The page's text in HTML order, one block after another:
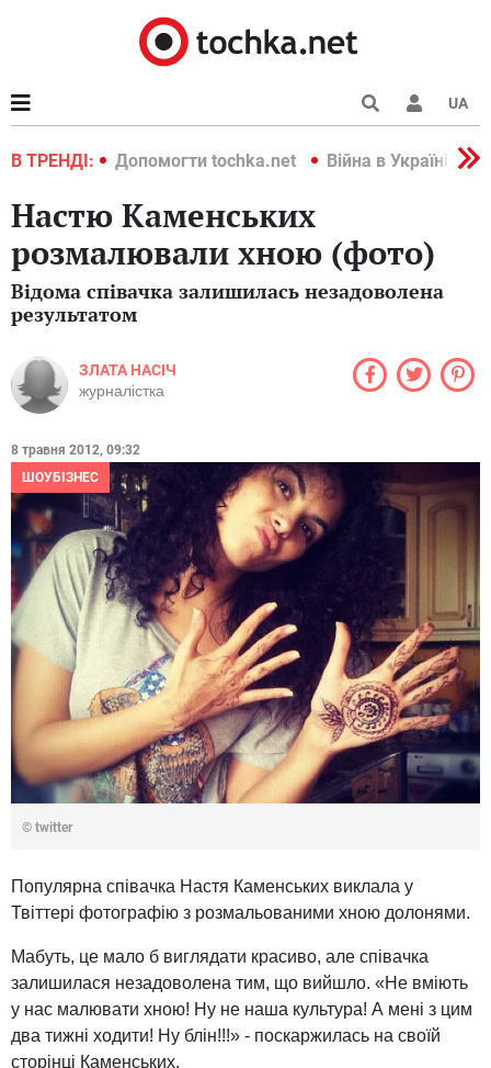
UA
В ТРЕНДІ:
2022 Допомогти tochka.net Війна в Україні 2022
Настю Каменських
розмалювали хною (фото)
Відома співачка залишилась незадоволена
результатом
ЗЛАТА НАСІЧ
журналістка
8 травня 2012, 09:32
ШОУБІЗНЕС
© twitter
Популярна співачка Настя Каменських виклала у
Твіттері фотографію з розмальованими хною долонями.
Мабуть, це мало б виглядати красиво, але співачка
залишилася незадоволена тим, що вийшло. «Не вміють
у нас малювати хною! Ну не наша культура! А мені з цим
два тижні ходити! Ну блін!!!» - поскаржилась на своїй
сторінці Каменських.